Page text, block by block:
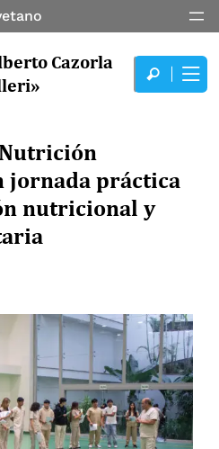
Cazorla
jornada práctica
nutricional y